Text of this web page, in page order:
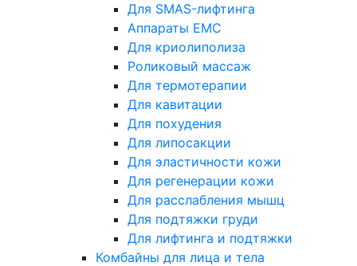
Для SMAS-лифтинга
Аппараты EMC
Для криолиполиза
Роликовый массаж
Для термотерапии
Для кавитации
Для похудения
Для липосакции
Для эластичности кожи
Для регенерации кожи
Для расслабления мышц
Для подтяжки груди
Для лифтинга и подтяжки
Комбайны для лица и тела